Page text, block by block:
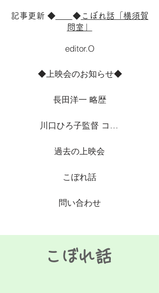
記事更新 ◆ ◆こぼれ話「横須賀
問室」
editor.O
◆上映会のお知らせ◆
長田洋一 略歴
川口ひろ子監督 コメント
過去の上映会
こぼれ話
問い合わせ
こぼれ話